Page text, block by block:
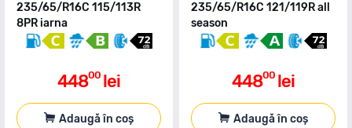
235/65/R16C 115/113R
8PR iarna
44800 lei
Adaugă în coș
235/65/R16C 121/119R all
season
44800 lei
Adaugă în coș